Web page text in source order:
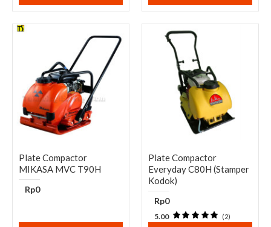
Plate Compactor
MIKASA MVC T90H
Rp0
Plate Compactor
Everyday C80H (Stamper
Kodok)
Rp0
5.00 (2)